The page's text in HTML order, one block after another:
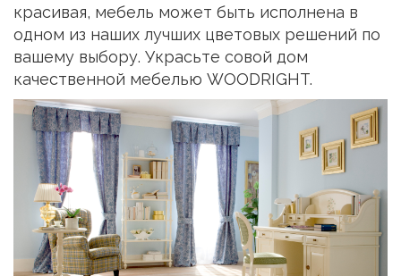
красивая, мебель может быть исполнена в
одном из наших лучших цветовых решений по
вашему выбору. Украсьте совой дом
качественной мебелью WOODRIGHT.